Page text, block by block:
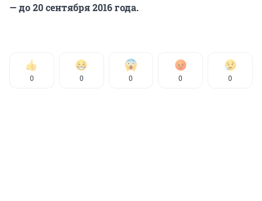
— до 20 сентября 2016 года.
0 0 0 0 0